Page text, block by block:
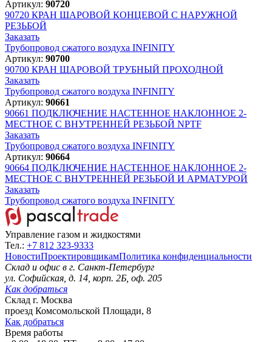
Артикул: 90720
90720 КРАН ШАРОВОЙ КОНЦЕВОЙ С НАРУЖНОЙ
РЕЗЬБОЙ
Заказать
Трубопровод сжатого воздуха INFINITY
Артикул: 90700
90700 КРАН ШАРОВОЙ ТРУБНЫЙ ПРОХОДНОЙ
Заказать
Трубопровод сжатого воздуха INFINITY
Артикул: 90661
90661 ПОДКЛЮЧЕНИЕ НАСТЕННОЕ НАКЛОННОЕ 2-
МЕСТНОЕ С ВНУТРЕННЕЙ РЕЗЬБОЙ NPTF
Заказать
Трубопровод сжатого воздуха INFINITY
Артикул: 90664
90664 ПОДКЛЮЧЕНИЕ НАСТЕННОЕ НАКЛОННОЕ 2-
МЕСТНОЕ С ВНУТРЕННЕЙ РЕЗЬБОЙ И АРМАТУРОЙ
Заказать
Трубопровод сжатого воздуха INFINITY
Управление газом и жидкостями
Тел.: +7 812 323-9333
НовостиПроектировщикамПолитика конфиденциальности
Склад и офис в г. Санкт-Петербург
ул. Софийская, д. 14, корп. 2Б, оф. 205
Как добраться
Склад г. Москва
проезд Комсомольской Площади, 8
Как добраться
Время работы